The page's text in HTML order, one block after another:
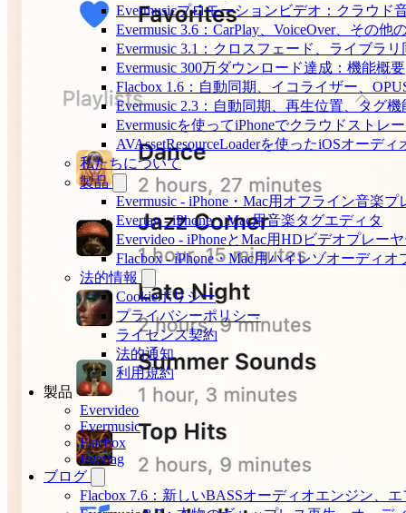
Evermusicプロモーションビデオ：クラウド
Evermusic 3.6：CarPlay、VoiceOver、その他
Evermusic 3.1：クロスフェード、ライブラ
Evermusic 300万ダウンロード達成：機能概要
Flacbox 1.6：自動同期、イコライザー、
Evermusic 2.3：自動同期、再生位置、タグ機
Evermusicを使ってiPhoneでクラウドストレ
AVAssetResourceLoaderを使ったiOSオーデ
私たちについて
製品
Evermusic - iPhone・Mac用オフライン音楽プ
Evertag - iPhone・Mac用音楽タグエディタ
Evervideo - iPhoneとMac用HDビデオプレー
Flacbox - iPhone・Mac用ハイレゾオーディオ
法的情報
Cookieポリシー
プライバシーポリシー
ライセンス契約
法的通知
利用規約
製品
Evervideo
Evermusic
Flacbox
Evertag
ブログ
Flacbox 7.6：新しいBASSオーディオエンジン、